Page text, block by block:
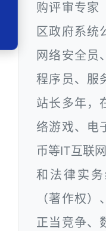
购评审专家
区政府系统
网络安全员
程序员、服
站长多年，
络游戏、电
币等IT互联
和法律实
（著作权
正当竞争、